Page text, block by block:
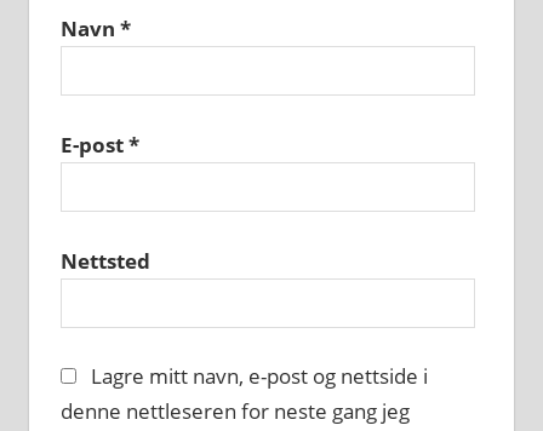
Navn *
E-post*
Nettsted
Lagre mitt navn, e-post og nettside i
denne nettleseren for neste gang jeg